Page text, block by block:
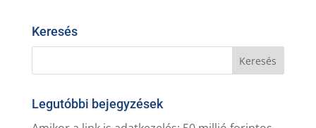
Keresés
Legutóbbi bejegyzések